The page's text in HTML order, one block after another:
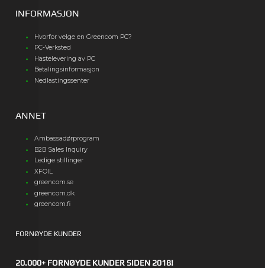
INFORMASJON
Hvorfor velge en Greencom PC?
PC-Verksted
Hastelevering av PC
Betalingsinformasjon
Nedlastingssenter
ANNET
Ambassadørprogram
B2B Sales Inquiry
Ledige stillinger
XFOIL
greencom.se
greencom.dk
greencom.fi
FORNØYDE KUNDER
20.000+ FORNØYDE KUNDER SIDEN 2018!